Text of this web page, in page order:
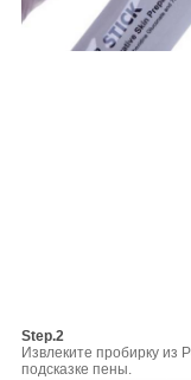
Step.2
Извлеките пробирку из
подсказке пены.